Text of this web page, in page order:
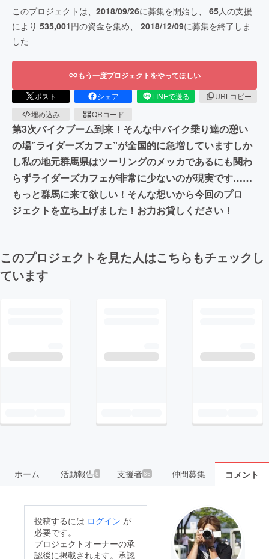
このプロジェクトは、 2018/09/26に募集を開始し、 65人の支援
により 535,001円の資金を集め、 2018/12/09に募集を終了しま
した
もう一度プロジェクトをやってほしい
ポスト シェア LINEで送る
URLコピー
埋め込み
QRコード
第3次バイクブーム到来！そんな中バイク乗り達の憩い
の場”ライダーズカフェ”が全国的に急増していますしか
し私の地元群馬県はツーリングのメッカであるにも関わ
らずライダーズカフェが非常に少ないのが現実です……
もっと群馬に来て欲しい！そんな想いから今回のプロ
ジェクトを立ち上げました！お力お貸しください！
このプロジェクトを見た人はこちらもチェックし
ています
ホーム 活動報告8 支援者65 仲間募集 コメント
投稿するには ログイン が
必要です。
プロジェクトオーナーの承
認後に掲載されます。承認